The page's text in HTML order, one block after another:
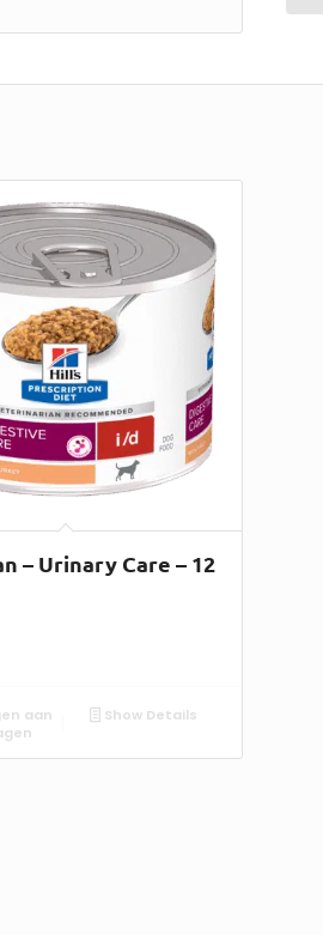
– Urinary Care – 12
aan
Show Details